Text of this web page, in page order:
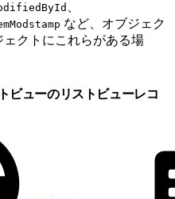
など、オブジェク
ェクトにこれらがある場
ビューのリストビューレコ